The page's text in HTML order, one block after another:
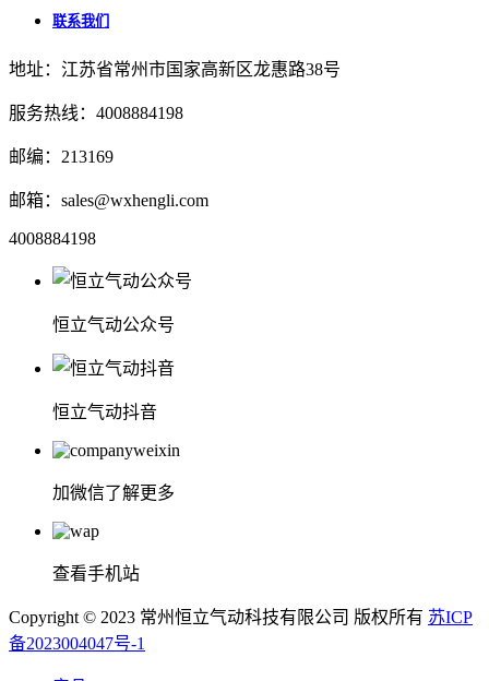
联系我们
地址：江苏省常州市国家高新区龙惠路38号
服务热线：4008884198
邮编：213169
邮箱：sales@wxhengli.com
4008884198
恒立气动公众号
恒立气动抖音
加微信了解更多
查看手机站
Copyright © 2023 常州恒立气动科技有限公司 版权所有 苏ICP
备2023004047号-1